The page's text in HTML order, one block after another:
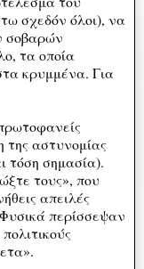
σχεδόν όλοι), να
σοβαρών
τα οποία
κρυμμένα. Για
της αστυνομίας
τόση σημασία).
τους», που
απειλές
περίσσεψαν